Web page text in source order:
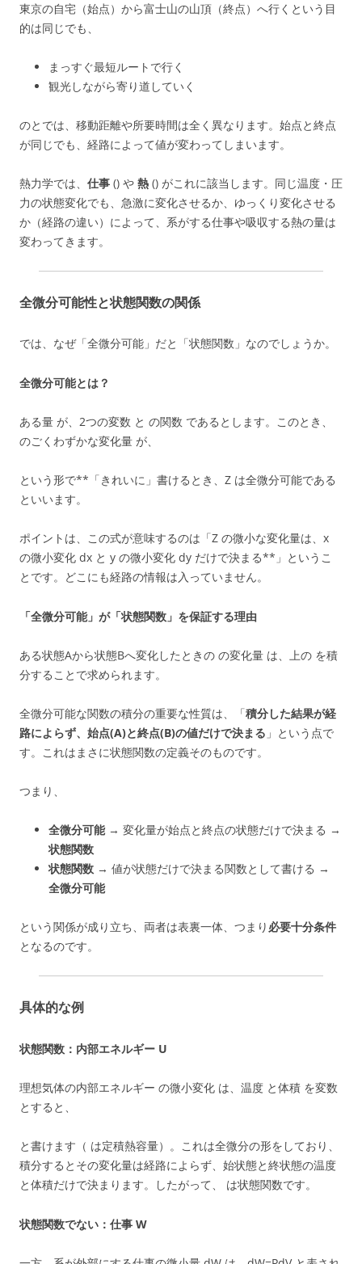
東京の自宅（始点）から富士山の山頂（終点）へ行くという目
的は同じでも、
まっすぐ最短ルートで行く
観光しながら寄り道していく
のとでは、移動距離や所要時間は全く異なります。始点と終点
が同じでも、経路によって値が変わってしまいます。
熱力学では、 仕事 () や 熱 () がこれに該当します。同じ温度・圧
力の状態変化でも、急激に変化させるか、ゆっくり変化させる
か（経路の違い）によって、系がする仕事や吸収する熱の量は
変わってきます。
全微分可能性と状態関数の関係
では、なぜ「全微分可能」だと「状態関数」なのでしょうか。
全微分可能とは？
ある量 が、2つの変数 と の関数 であるとします。このとき、
のごくわずかな変化量 が、
という形で**「きれいに」書けるとき、Z は全微分可能である
といいます。
ポイントは、この式が意味するのは「Z の微小な変化量は、x
の微小変化 dx と y の微小変化 dy だけで決まる**」というこ
とです。どこにも経路の情報は入っていません。
「全微分可能」が「状態関数」を保証する理由
ある状態Aから状態Bへ変化したときの の変化量 は、上の を積
分することで求められます。
全微分可能な関数の積分の重要な性質は、「積分した結果が経
路によらず、始点(A)と終点(B)の値だけで決まる 」という点で
す。これはまさに状態関数の定義そのものです。
つまり、
全微分可能→ 変化量が始点と終点の状態だけで決まる →
状態関数
状態関数 → 値が状態だけで決まる関数として書ける →
全微分可能
という関係が成り立ち、両者は表裏一体、つまり 必要十分条件
となるのです。
具体的な例
状態関数：内部エネルギー U
理想気体の内部エネルギー の微小変化 は、温度 と体積 を変数
とすると、
と書けます（ は定積熱容量）。これは全微分の形をしており、
積分するとその変化量は経路によらず、始状態と終状態の温度
と体積だけで決まります。したがって、 は状態関数です。
状態関数でない：仕事 W